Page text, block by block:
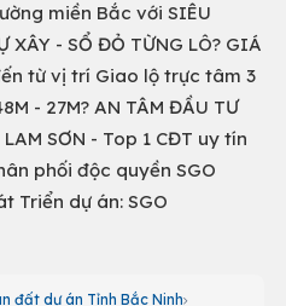
miền Bắc với SIÊU
XÂY - SỔ ĐỎ TỪNG LÔ? GIÁ
từ vị trí Giao lộ trực tâm 3
- 27M? AN TÂM ĐẦU TƯ
SƠN - Top 1 CĐT uy tín
phối độc quyền SGO
Triển dự án: SGO
đất dự án Tỉnh Bắc Ninh